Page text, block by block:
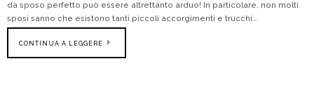
da sposo perfetto può essere altrettanto arduo! In particolare, non molti
sposi sanno che esistono tanti piccoli accorgimenti e trucchi…
CONTINUA A LEGGERE